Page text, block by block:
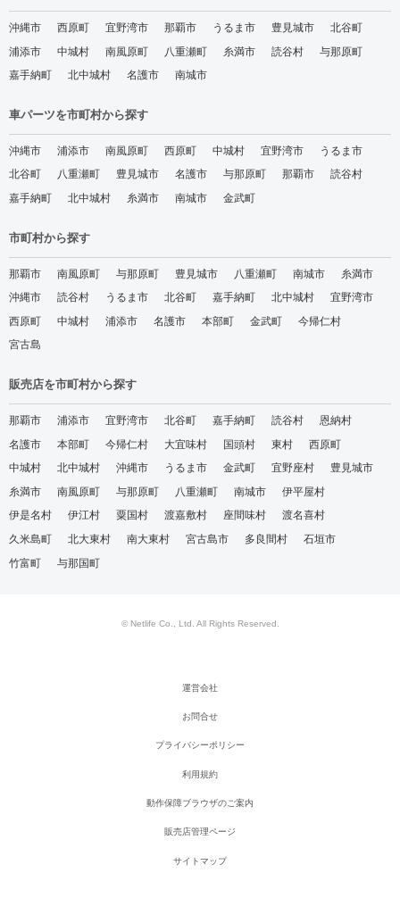
沖縄市 西原町 宜野湾市 那覇市 うるま市 豊見城市
北谷町
浦添市
中城村 南風原町 八重瀬町 糸満市 読谷村
与那原町
嘉手納町
北中城村 名護市 南城市
車パーツを市町村から探す
沖縄市 浦添市 南風原町 西原町 中城村 宜野湾市
うるま市
北谷町
八重瀬町 豊見城市 名護市 与那原町 那覇市
読谷村
嘉手納町
北中城村 糸満市 南城市 金武町
市町村から探す
那覇市 南風原町 与那原町 豊見城市 八重瀬町 南城市
糸満市
沖縄市
読谷村 うるま市 北谷町 嘉手納町 北中城村
宜野湾市
西原町
中城村 浦添市 名護市 本部町 金武町
今帰仁村
宮古島
販売店を市町村から探す
那覇市 浦添市 宜野湾市 北谷町 嘉手納町 読谷村
恩納村
名護市
本部町 今帰仁村 大宜味村 国頭村 東村
西原町
中城村
北中城村 沖縄市 うるま市 金武町 宜野座村
豊見城市
糸満市
南風原町 与那原町 八重瀬町 南城市
伊平屋村
伊是名村
伊江村 粟国村 渡嘉敷村 座間味村
渡名喜村
久米島町
北大東村 南大東村 宮古島市 多良間村
石垣市
竹富町
与那国町
© Netlife Co., Ltd. All Rights Reserved.
運営会社
お問合せ
プライバシーポリシー
利用規約
動作保障ブラウザのご案内
販売店管理ページ
サイトマップ